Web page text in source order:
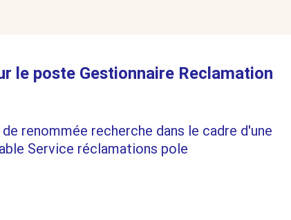
le poste Gestionnaire Reclamation
renommée recherche dans le cadre d'une
Service réclamations pole